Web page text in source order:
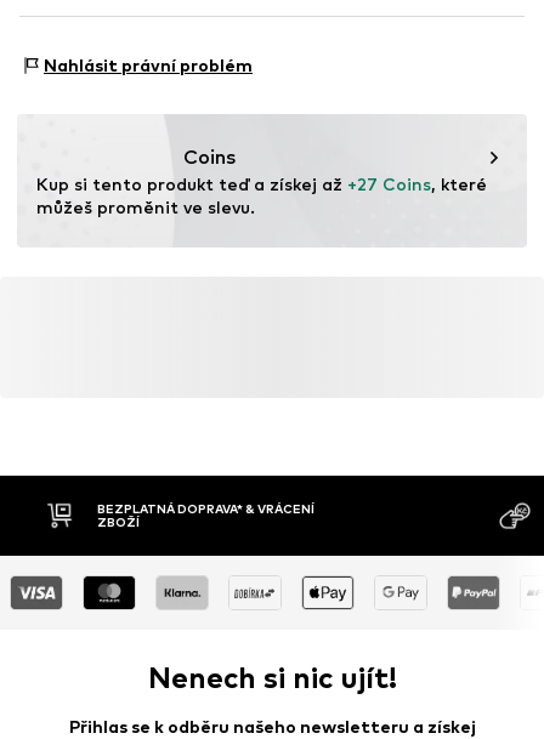
11624 Stockholm
Nahlásit právní problém
Coins
Kup si tento produkt teď a získej až +27 Coins, které
můžeš proměnit ve slevu.
BEZPLATNÁ DOPRAVA* & VRÁCENÍ
ZBOŽÍ
Nenech si nic ujít!
Přihlas se k odběru našeho newsletteru a získej